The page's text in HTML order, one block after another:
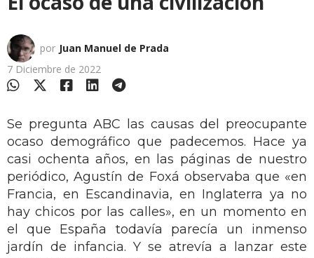
por Juan Manuel de Prada
7 Diciembre de 2022
Se pregunta ABC las causas del preocupante
ocaso demográfico que padecemos. Hace ya
casi ochenta años, en las páginas de nuestro
periódico, Agustín de Foxá observaba que «en
Francia, en Escandinavia, en Inglaterra ya no
hay chicos por las calles», en un momento en
el que España todavía parecía un inmenso
jardín de infancia. Y se atrevía a lanzar este